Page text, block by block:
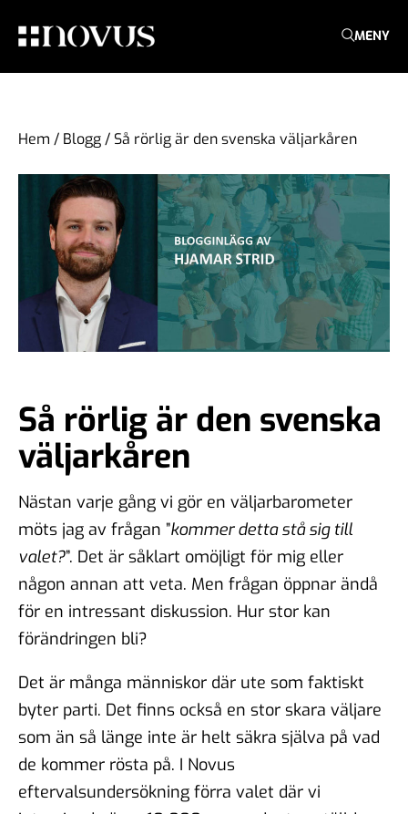
MENY
Hem / Blogg/ Så rörlig är den svenska väljarkåren
Så rörlig är den svenska
väljarkåren
Nästan varje gång vi gör en väljarbarometer
möts jag av frågan ”kommer detta stå sig till
valet?”. Det är såklart omöjligt för mig eller
någon annan att veta. Men frågan öppnar ändå
för en intressant diskussion. Hur stor kan
förändringen bli?
Det är många människor där ute som faktiskt
byter parti. Det finns också en stor skara väljare
som än så länge inte är helt säkra själva på vad
de kommer rösta på. I Novus
eftervalsundersökning förra valet där vi